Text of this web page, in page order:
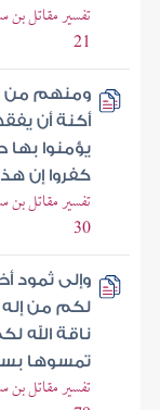
21
ومنهم من
أكنة أن
يؤمنوا بها
كفروا إن
30
وإلى ثمود
لكم من
ناقة الله
تمسوها